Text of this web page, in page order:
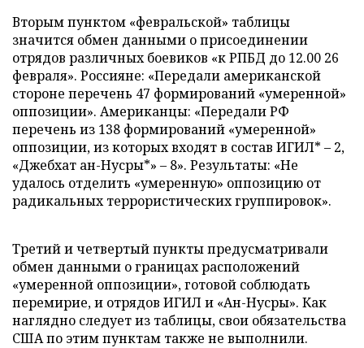
Вторым пунктом «февральской» таблицы
значится обмен данными о присоединении
отрядов различных боевиков «к РПБД до 12.00 26
февраля». Россияне: «Передали американской
стороне перечень 47 формирований «умеренной»
оппозиции». Американцы: «Передали РФ
перечень из 138 формирований «умеренной»
оппозиции, из которых входят в состав ИГИЛ* – 2,
«Джебхат ан-Нусры*» – 8». Результаты: «Не
удалось отделить «умеренную» оппозицию от
радикальных террористических группировок».
Третий и четвертый пункты предусматривали
обмен данными о границах расположений
«умеренной оппозиции», готовой соблюдать
перемирие, и отрядов ИГИЛ и «Ан-Нусры». Как
наглядно следует из таблицы, свои обязательства
США по этим пунктам также не выполнили.